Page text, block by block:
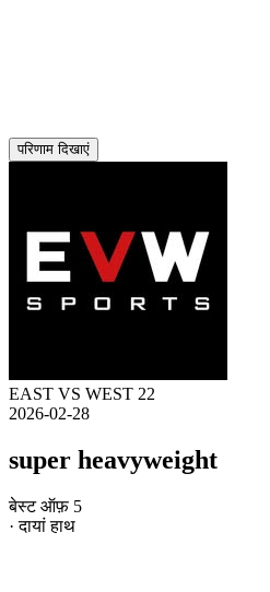
परिणाम दिखाएं
EAST VS WEST 22
2026-02-28
super heavyweight
बेस्ट ऑफ़ 5
· दायां हाथ